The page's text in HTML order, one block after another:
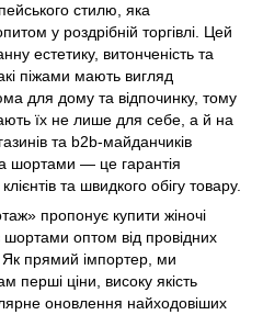
стилю, яка
у роздрібній торгівлі. Цей
естетику, витонченість та
піжами мають вигляд
для дому та відпочинку, тому
їх не лише для себе, а й на
та b2b-майданчиків
шортами — це гарантія
та швидкого обігу товару.
пропонує купити жіночі
шортами оптом від провідних
прямий імпортер, ми
перші ціни, високу якість
оновлення найходовіших